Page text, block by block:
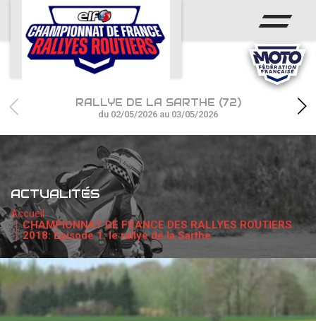
ACCUEIL
ACTUS
CALENDRIER
CHAMPIONNAT
RÉSULTATS
PHOTOS / WEB TV
PARTENAIRES
RALLYE DE LA SARTHE (72)
du 02/05/2026 au 03/05/2026
ACTUALITÉS
Accueil
CHAMPIONNAT DE FRANCE DES RALLYES ROUTIERS
2018: Episode 1: le rallye de la Sarthe